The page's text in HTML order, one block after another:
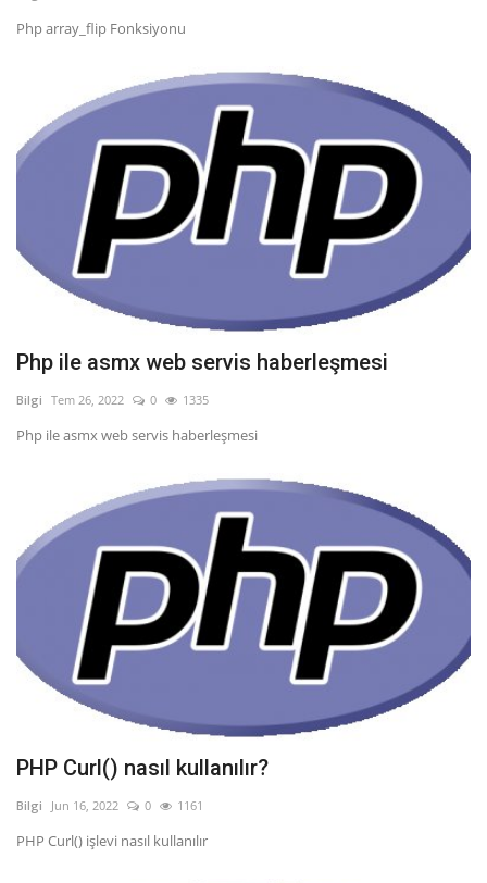
Veritabanı
Php array_flip Fonksiyonu
Php ile asmx web servis haberleşmesi
Bilgi Tem 26, 2022 0 1335
Php ile asmx web servis haberleşmesi
PHP Curl() nasıl kullanılır?
Bilgi Jun 16, 2022 0 1161
PHP Curl() işlevi nasıl kullanılır